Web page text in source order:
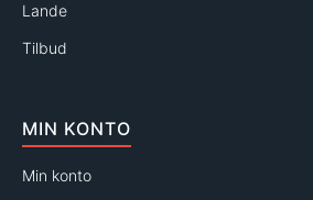
Lande
Tilbud
MIN KONTO
Min konto